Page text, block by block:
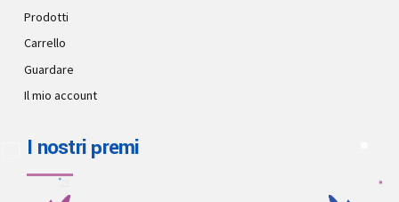
Prodotti
Carrello
Guardare
Il mio account
I nostri premi